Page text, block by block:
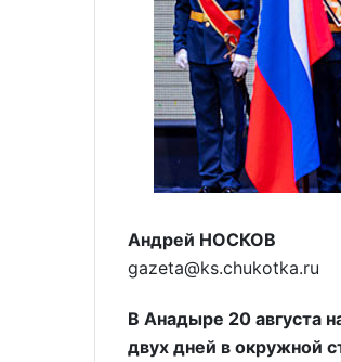
Андрей НОСКОВ
gazeta@ks.chukotka.ru
В Анадыре 20 августа
двух дней в окружной